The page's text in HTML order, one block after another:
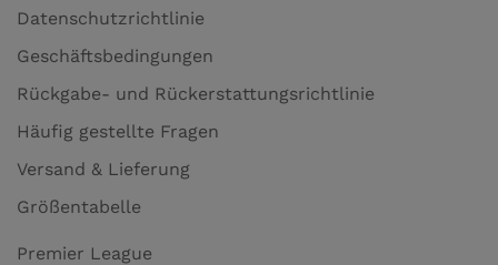
Datenschutzrichtlinie
Geschäftsbedingungen
Rückgabe- und Rückerstattungsrichtlinie
Häufig gestellte Fragen
Versand & Lieferung
Größentabelle
Premier League